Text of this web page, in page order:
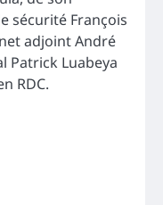
sécurité François
adjoint André
Patrick Luabeya
RDC.